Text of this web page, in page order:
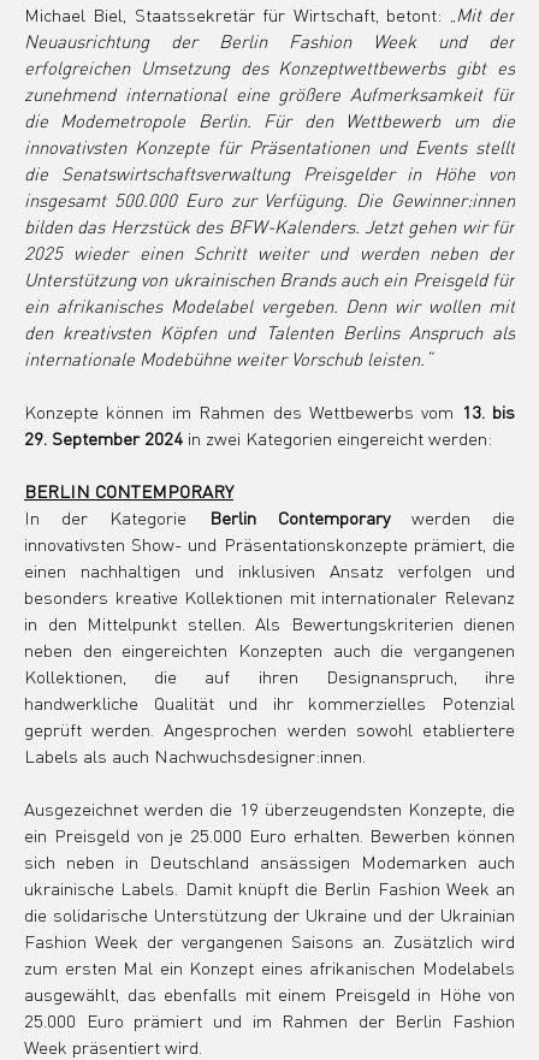
Michael Biel, Staatssekretär für Wirtschaft, betont: „
Mit der
Neuausrichtung der Berlin Fashion Week und der
erfolgreichen Umsetzung des Konzeptwettbewerbs gibt es
zunehmend international eine größere Aufmerksamkeit für
die Modemetropole Berlin. Für den Wettbewerb um die
innovativsten Konzepte für Präsentationen und Events stellt
die Senatswirtschaftsverwaltung Preisgelder in Höhe von
insgesamt 500.000 Euro zur Verfügung. Die Gewinner:innen
bilden das Herzstück des BFW-Kalenders. Jetzt gehen wir für
2025 wieder einen Schritt weiter und werden neben der
Unterstützung von ukrainischen Brands auch ein Preisgeld für
ein afrikanisches Modelabel vergeben. Denn wir wollen mit
den kreativsten Köpfen und Talenten Berlins Anspruch als
internationale Modebühne weiter Vorschub leisten.“
Konzepte können im Rahmen des Wettbewerbs vom 13. bis
29. September 2024 in zwei Kategorien eingereicht werden:
BERLIN CONTEMPORARY
In der Kategorie
Berlin Contemporary werden die
innovativsten Show- und Präsentationskonzepte prämiert, die
einen nachhaltigen und inklusiven Ansatz verfolgen und
besonders kreative Kollektionen mit internationaler Relevanz
in den Mittelpunkt stellen. Als Bewertungskriterien dienen
neben den eingereichten Konzepten auch die vergangenen
Kollektionen, die auf ihren Designanspruch, ihre
handwerkliche Qualität und ihr kommerzielles Potenzial
geprüft werden. Angesprochen werden sowohl etabliertere
Labels als auch Nachwuchsdesigner:innen.
Ausgezeichnet werden die 19 überzeugendsten Konzepte, die
ein Preisgeld von je 25.000 Euro erhalten. Bewerben können
sich neben in Deutschland ansässigen Modemarken auch
ukrainische Labels. Damit knüpft die Berlin Fashion Week an
die solidarische Unterstützung der Ukraine und der Ukrainian
Fashion Week der vergangenen Saisons an. Zusätzlich wird
zum ersten Mal ein Konzept eines afrikanischen Modelabels
ausgewählt, das ebenfalls mit einem Preisgeld in Höhe von
25.000 Euro prämiert und im Rahmen der Berlin Fashion
Week präsentiert wird.